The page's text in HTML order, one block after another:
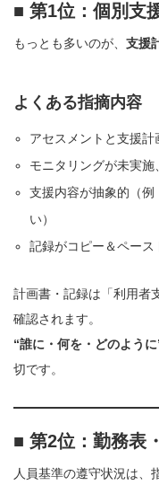
■ 第1位：個別支
もっとも多いのが、 支援
よくある指摘内容
アセスメントと支援
モニタリングが未実
支援内容が抽象的（
い）
記録がコピー＆ペース
計画書・記録は「利用者
確認されます。
“誰に・何を・どのよう
切です。
■ 第2位：勤務表
人員基準の遵守状況は、